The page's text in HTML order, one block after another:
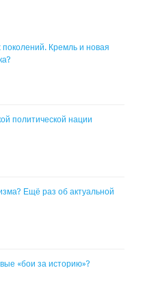
Кремль и новая
политической нации
Ещё раз об актуальной
«бои за историю»?